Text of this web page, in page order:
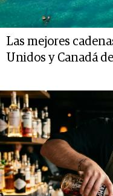
Las mejores
Unidos y Canadá